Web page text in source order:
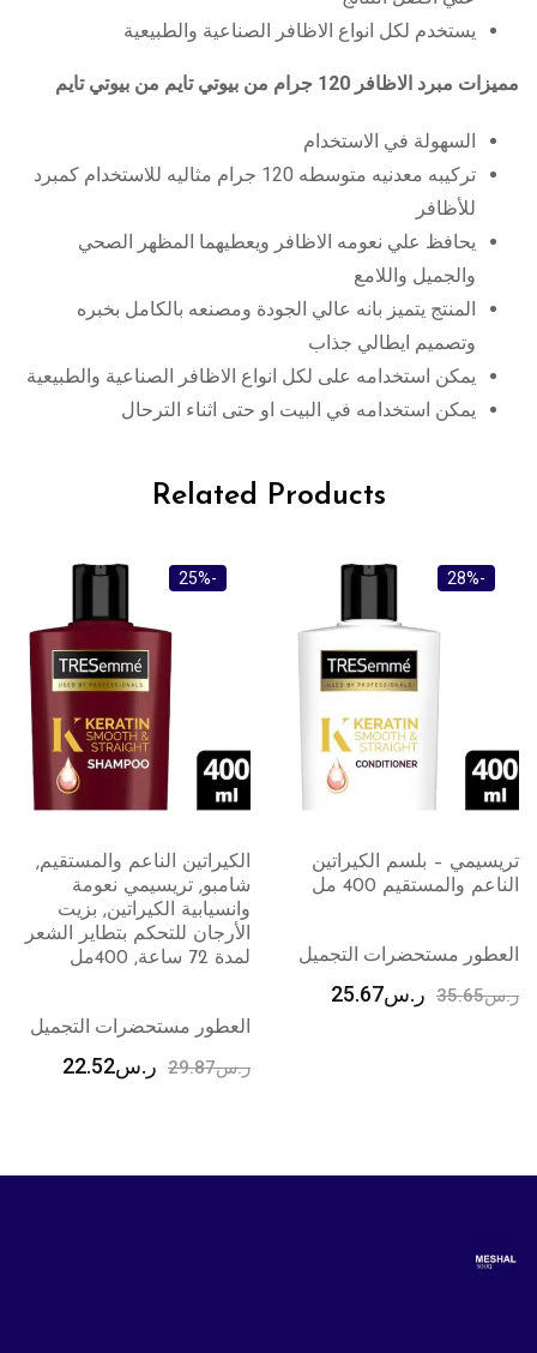
يستخدم لكل انواع الاظافر الصناعية والطبيعية
مميزات مبرد الاظافر 120 جرام من بيوتي تايم من بيوتي تايم
السهولة في الاستخدام
تركيبه معدنيه متوسطه 120 جرام مثاليه للاستخدام كمبرد
للأظافر
يحافظ علي نعومه الاظافر ويعطيهما المظهر الصحي
والجميل واللامع
المنتج يتميز بانه عالي الجودة ومصنعه بالكامل بخبره
وتصميم ايطالي جذاب
يمكن استخدامه على لكل انواع الاظافر الصناعية والطبيعية
يمكن استخدامه في البيت او حتى اثناء الترحال
Related Products
-28%
تريسيمي – بلسم الكيراتين
الناعم والمستقيم 400 مل
العطور مستحضرات التجميل
ر.س35.65 ر.س25.67
-25%
الكيراتين الناعم والمستقيم,
شامبو, تريسيمي نعومة
وانسيابية الكيراتين, بزيت
الأرجان للتحكم بتطاير الشعر
لمدة 72 ساعة, 400مل
العطور مستحضرات التجميل
ر.س29.87 ر.س22.52